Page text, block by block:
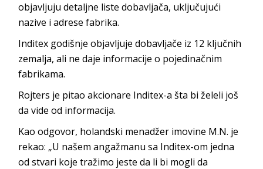
objavljuju detaljne liste dobavljača, uključujući
nazive i adrese fabrika.
Inditex godišnje objavljuje dobavljače iz 12 ključnih
zemalja, ali ne daje informacije o pojedinačnim
fabrikama.
Rojters je pitao akcionare Inditex-a šta bi želeli još
da vide od informacija.
Kao odgovor, holandski menadžer imovine M.N. je
rekao: „U našem angažmanu sa Inditex-om jedna
od stvari koje tražimo jeste da li bi mogli da